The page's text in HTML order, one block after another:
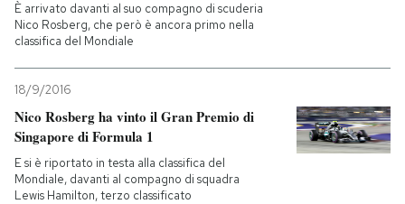
È arrivato davanti al suo compagno di scuderia
Nico Rosberg, che però è ancora primo nella
classifica del Mondiale
18/9/2016
Nico Rosberg ha vinto il Gran Premio di
Singapore di Formula 1
E si è riportato in testa alla classifica del
Mondiale, davanti al compagno di squadra
Lewis Hamilton, terzo classificato